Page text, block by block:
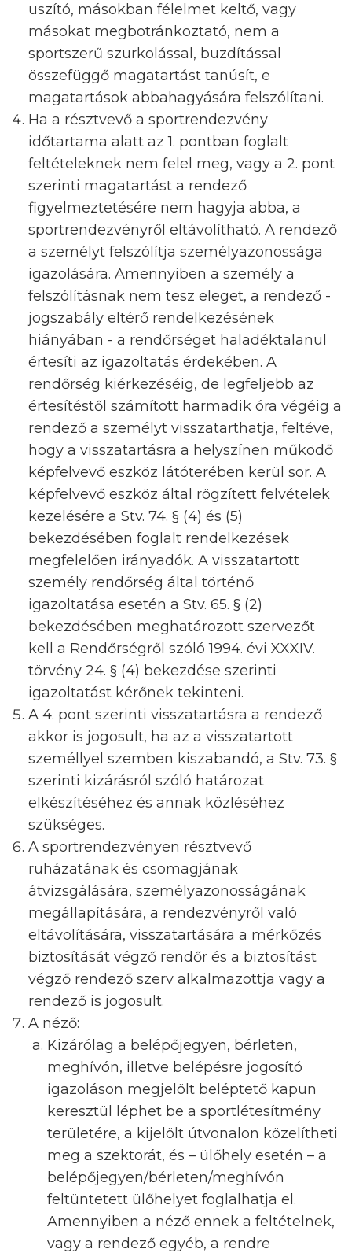
uszító, másokban félelmet keltő, vagy
másokat megbotránkoztató, nem a
sportszerű szurkolással, buzdítással
összefüggő magatartást tanúsít, e
magatartások abbahagyására felszólítani.
Ha a résztvevő a sportrendezvény
időtartama alatt az 1. pontban foglalt
feltételeknek nem felel meg, vagy a 2. pont
szerinti magatartást a rendező
figyelmeztetésére nem hagyja abba, a
sportrendezvényről eltávolítható. A rendező
a személyt felszólítja személyazonossága
igazolására. Amennyiben a személy a
felszólításnak nem tesz eleget, a rendező -
jogszabály eltérő rendelkezésének
hiányában - a rendőrséget haladéktalanul
értesíti az igazoltatás érdekében. A
rendőrség kiérkezéséig, de legfeljebb az
értesítéstől számított harmadik óra végéig a
rendező a személyt visszatarthatja, feltéve,
hogy a visszatartásra a helyszínen működő
képfelvevő eszköz látóterében kerül sor. A
képfelvevő eszköz által rögzített felvételek
kezelésére a Stv. 74. § (4) és (5)
bekezdésében foglalt rendelkezések
megfelelően irányadók. A visszatartott
személy rendőrség által történő
igazoltatása esetén a Stv. 65. § (2)
bekezdésében meghatározott szervezőt
kell a Rendőrségről szóló 1994. évi XXXIV.
törvény 24. § (4) bekezdése szerinti
igazoltatást kérőnek tekinteni.
A 4. pont szerinti visszatartásra a rendező
akkor is jogosult, ha az a visszatartott
személlyel szemben kiszabandó, a Stv. 73. §
szerinti kizárásról szóló határozat
elkészítéséhez és annak közléséhez
szükséges.
A sportrendezvényen résztvevő
ruházatának és csomagjának
átvizsgálására, személyazonosságának
megállapítására, a rendezvényről való
eltávolítására, visszatartására a mérkőzés
biztosítását végző rendőr és a biztosítást
végző rendező szerv alkalmazottja vagy a
rendező is jogosult.
A néző:
Kizárólag a belépőjegyen, bérleten,
meghívón, illetve belépésre jogosító
igazoláson megjelölt beléptető kapun
keresztül léphet be a sportlétesítmény
területére, a kijelölt útvonalon közelítheti
meg a szektorát, és – ülőhely esetén – a
belépőjegyen/bérleten/meghívón
feltüntetett ülőhelyet foglalhatja el.
Amennyiben a néző ennek a feltételnek,
vagy a rendező egyéb, a rendre